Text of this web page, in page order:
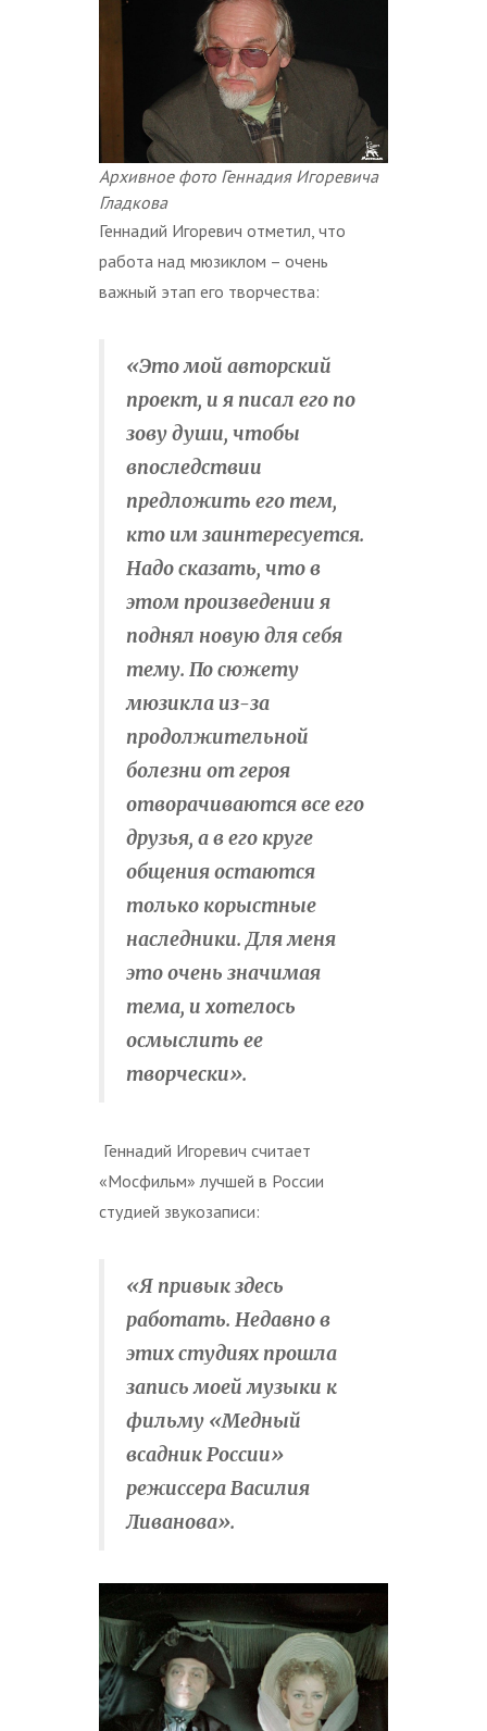
Архивное фото Геннадия Игоревича
Гладкова
Геннадий Игоревич отметил, что
работа над мюзиклом – очень
важный этап его творчества:
«Это мой авторский
проект, и я писал его по
зову души, чтобы
впоследствии
предложить его тем,
кто им заинтересуется.
Надо сказать, что в
этом произведении я
поднял новую для себя
тему. По сюжету
мюзикла из-за
продолжительной
болезни от героя
отворачиваются все его
друзья, а в его круге
общения остаются
только корыстные
наследники. Для меня
это очень значимая
тема, и хотелось
осмыслить ее
творчески».
Геннадий Игоревич считает
«Мосфильм» лучшей в России
студией звукозаписи:
«Я привык здесь
работать. Недавно в
этих студиях прошла
запись моей музыки к
фильму «Медный
всадник России»
режиссера Василия
Ливанова».